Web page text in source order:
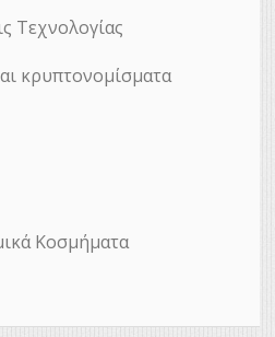
Τεχνολογίας
κρυπτονομίσματα
Κοσμήματα